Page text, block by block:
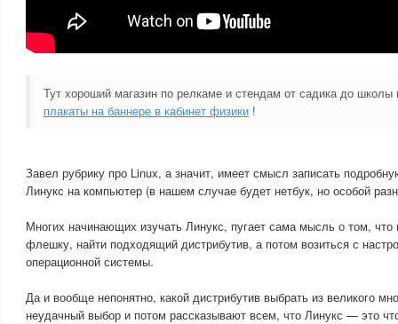
Тут хороший магазин по релкаме и стендам от садика до
плакаты на баннере в кабинет физики !
Завел рубрику про Linux, а значит, имеет смысл записать
Линукс на компьютер (в нашем случае будет нетбук, но особой
Многих начинающих изучать Линукс, пугает сама мысль о том, что
флешку, найти подходящий дистрибутив, а потом возиться с
операционной системы.
Да и вообще непонятно, какой дистрибутив выбрать из великого
неудачный выбор и потом рассказывают всем, что Линукс — это